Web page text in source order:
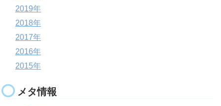
2019年
2018年
2017年
2016年
2015年
メタ情報